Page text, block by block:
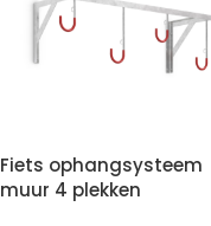
Fiets ophangsysteem
muur 4 plekken